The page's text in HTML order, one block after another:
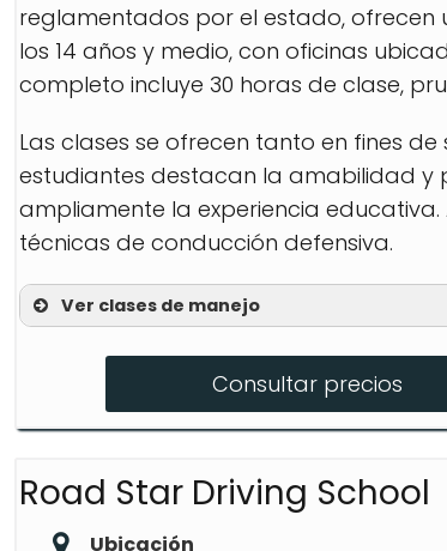
reglamentados por el estado, ofrecen
los 14 años y medio, con oficinas
completo incluye 30 horas de clase,
Las clases se ofrecen tanto en fines
estudiantes destacan la amabilidad y
ampliamente la experiencia
técnicas de conducción defensiva.
Ver clases de manejo
Clase De Permiso
Colorado Springs Full Program
Consultar precios
Road Star Driving School
Ubicación